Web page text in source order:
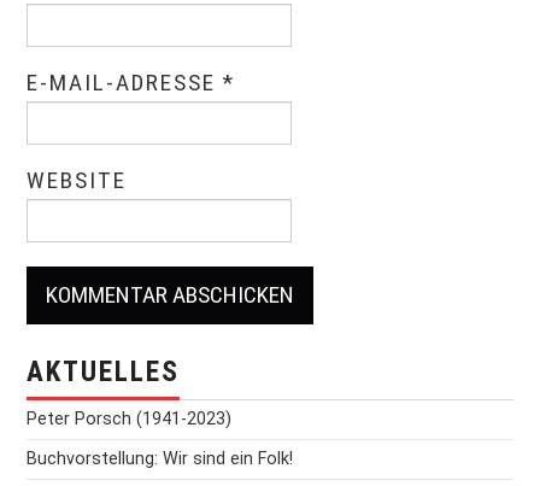
E-MAIL-ADRESSE*
WEBSITE
AKTUELLES
Peter Porsch (1941-2023)
Buchvorstellung: Wir sind ein Folk!